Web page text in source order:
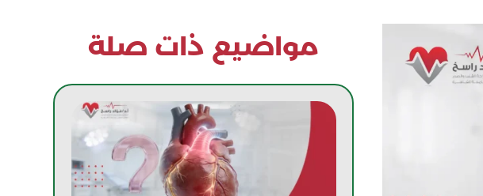
مواضيع ذات صلة